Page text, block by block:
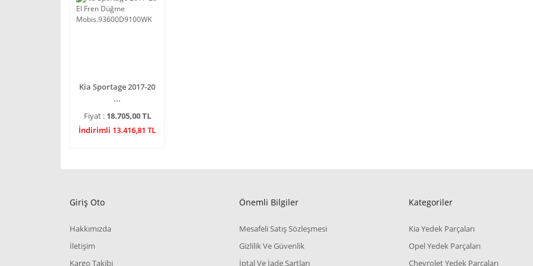
Kia Sportage 2017-20
...
Fiyat : 18.705,00 TL
İndirimli 13.416,81 TL
Giriş Oto
Hakkımızda
İletişim
Kargo Takibi
Önemli Bilgiler
Mesafeli Satış Sözleşmesi
Gizlilik Ve Güvenlik
İptal Ve İade Şartları
Kategoriler
Kia Yedek Parçaları
Opel Yedek Parçaları
Chevrolet Yedek Parçaları